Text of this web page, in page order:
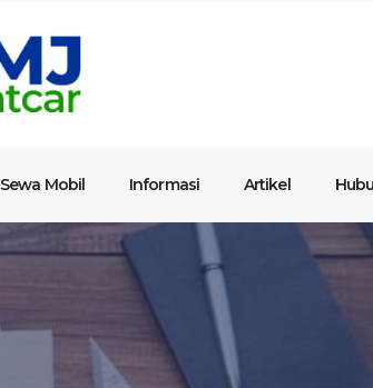
Sewa Mobil Informasi Artikel